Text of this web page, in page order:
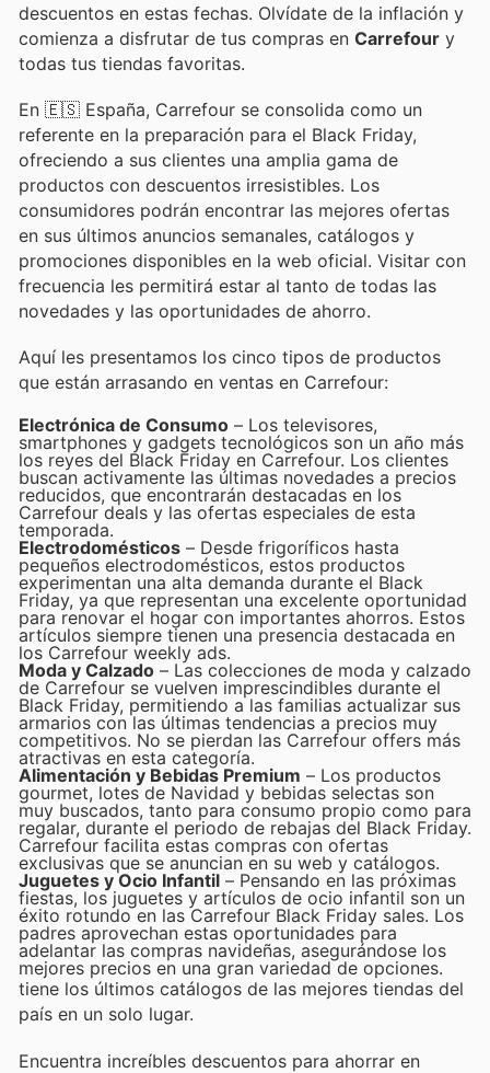
descuentos en estas fechas. Olvídate de la inflación y
comienza a disfrutar de tus compras en Carrefour y
todas tus tiendas favoritas.
En 🇪🇸 España, Carrefour se consolida como un
referente en la preparación para el Black Friday,
ofreciendo a sus clientes una amplia gama de
productos con descuentos irresistibles. Los
consumidores podrán encontrar las mejores ofertas
en sus últimos anuncios semanales, catálogos y
promociones disponibles en la web oficial. Visitar con
frecuencia les permitirá estar al tanto de todas las
novedades y las oportunidades de ahorro.
Aquí les presentamos los cinco tipos de productos
que están arrasando en ventas en Carrefour:
Electrónica de Consumo – Los televisores,
smartphones y gadgets tecnológicos son un año más
los reyes del Black Friday en Carrefour. Los clientes
buscan activamente las últimas novedades a precios
reducidos, que encontrarán destacadas en los
Carrefour deals y las ofertas especiales de esta
temporada.
Electrodomésticos – Desde frigoríficos hasta
pequeños electrodomésticos, estos productos
experimentan una alta demanda durante el Black
Friday, ya que representan una excelente oportunidad
para renovar el hogar con importantes ahorros. Estos
artículos siempre tienen una presencia destacada en
los Carrefour weekly ads.
Moda y Calzado – Las colecciones de moda y calzado
de Carrefour se vuelven imprescindibles durante el
Black Friday, permitiendo a las familias actualizar sus
armarios con las últimas tendencias a precios muy
competitivos. No se pierdan las Carrefour offers más
atractivas en esta categoría.
Alimentación y Bebidas Premium – Los productos
gourmet, lotes de Navidad y bebidas selectas son
muy buscados, tanto para consumo propio como para
regalar, durante el periodo de rebajas del Black Friday.
Carrefour facilita estas compras con ofertas
exclusivas que se anuncian en su web y catálogos.
Juguetes y Ocio Infantil – Pensando en las próximas
fiestas, los juguetes y artículos de ocio infantil son un
éxito rotundo en las Carrefour Black Friday sales. Los
padres aprovechan estas oportunidades para
adelantar las compras navideñas, asegurándose los
mejores precios en una gran variedad de opciones.
tiene los últimos catálogos de las mejores tiendas del
país en un solo lugar.
Encuentra increíbles descuentos para ahorrar en